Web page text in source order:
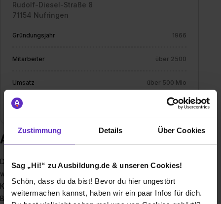
Zustimmung Details Über Cookies
Sag „Hi!“ zu Ausbildung.de & unseren Cookies!
Schön, dass du da bist! Bevor du hier ungestört
weitermachen kannst, haben wir ein paar Infos für dich.
Rudolf-Diesel-Straße 8
71154 Nufringen
Gründungsjahr 1966
Mitarbeiter über 2500
Umsatz über 500 Mio
Branche Kunststoffverarbeitung
Ausbildung bei Ensinger GmbH
Der Name Ensinger steht für Hochleistungskunststoffe, die im
wahrsten Sinne des Wortes die Welt erobert haben. Unsere
Kunststoffe fliegen ins Weltall, sind unverzichtbar beim
Bauen, sie retten Menschenleben und – ja, unsere